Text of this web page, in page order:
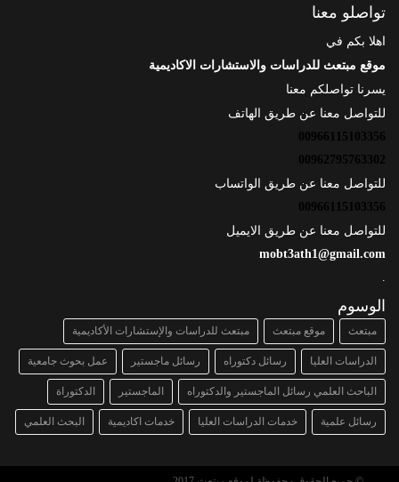
تواصلو معنا
اهلا بكم في
موقع مبتعث للدراسات والاستشارات الاكاديمية
يسرنا تواصلكم معنا
للتواصل معنا عن طريق الهاتف
00966115103356
00962795763302
للتواصل معنا عن طريق الواتساب
00966115103356
للتواصل معنا عن طريق الايميل
mobt3ath1@gmail.com
الوسوم
مبتعث موقع مبتعث مبتعث للدراسات والإستشارات الأكاديمية
الدراسات العليا رسائل دكتوراه رسائل ماجستير عمل بحوث جامعية
الباحث العلمي رسائل الماجستير والدكتوراه الماجستير الدكتوراة
رسائل علمية خدمات الدراسات العليا خدمات اكاديمية البحث العلمي